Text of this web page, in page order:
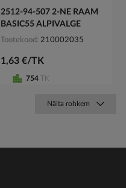
2512-94-507 2-NE RAAM
BASIC55 ALPIVALGE
Tootekood 210002035
1,63 €/TK
754 TK
Näita rohkem